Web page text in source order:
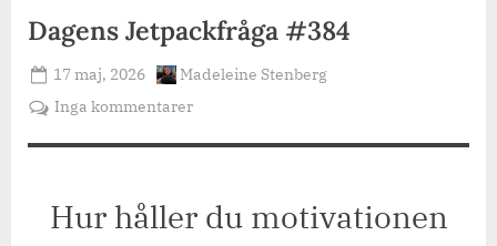
Dagens Jetpackfråga #384
Posted
on
17 maj, 2026 By
Madeleine Stenberg
Inga kommentarertill
Hur håller du motivationen